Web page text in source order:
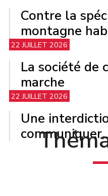
Contre la
montagne
22 JUILLET 2026
La société de
marche
22 JUILLET 2026
Une